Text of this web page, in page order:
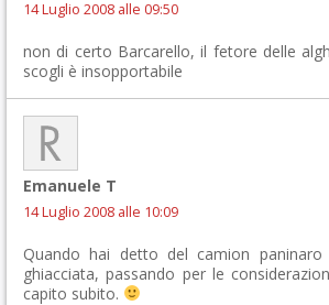
14 Luglio 2008 alle 09:50
non di certo Barcarello, il fetore delle
scogli è insopportabile
Emanuele T
14 Luglio 2008 alle 10:09
Quando hai detto del camion
ghiacciata, passando per le
capito subito.